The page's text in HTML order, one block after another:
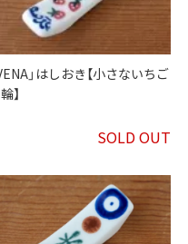
」はしおき【小さないちご
】
SOLD OUT